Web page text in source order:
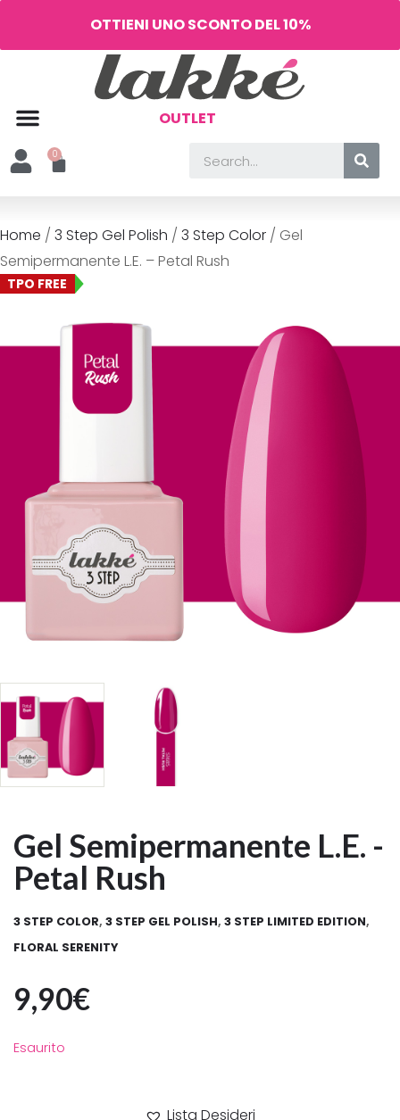
OTTIENI UNO SCONTO DEL 10%
OUTLET
Home / 3 Step Gel Polish / 3 Step Color / Gel
Semipermanente L.E. – Petal Rush
TPO FREE
Gel Semipermanente L.E. -
Petal Rush
3 STEP COLOR, 3 STEP GEL POLISH, 3 STEP LIMITED EDITION,
FLORAL SERENITY
9,90€
Esaurito
Lista Desideri